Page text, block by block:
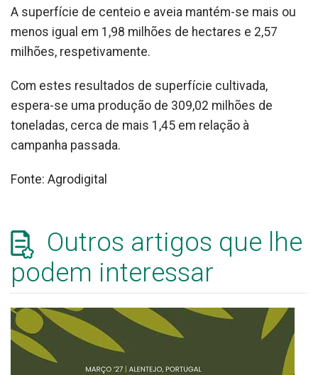
A superfície de centeio e aveia mantém-se mais ou
menos igual em 1,98 milhões de hectares e 2,57
milhões, respetivamente.
Com estes resultados de superfície cultivada,
espera-se uma produção de 309,02 milhões de
toneladas, cerca de mais 1,45 em relação à
campanha passada.
Fonte: Agrodigital
Outros artigos que lhe
podem interessar